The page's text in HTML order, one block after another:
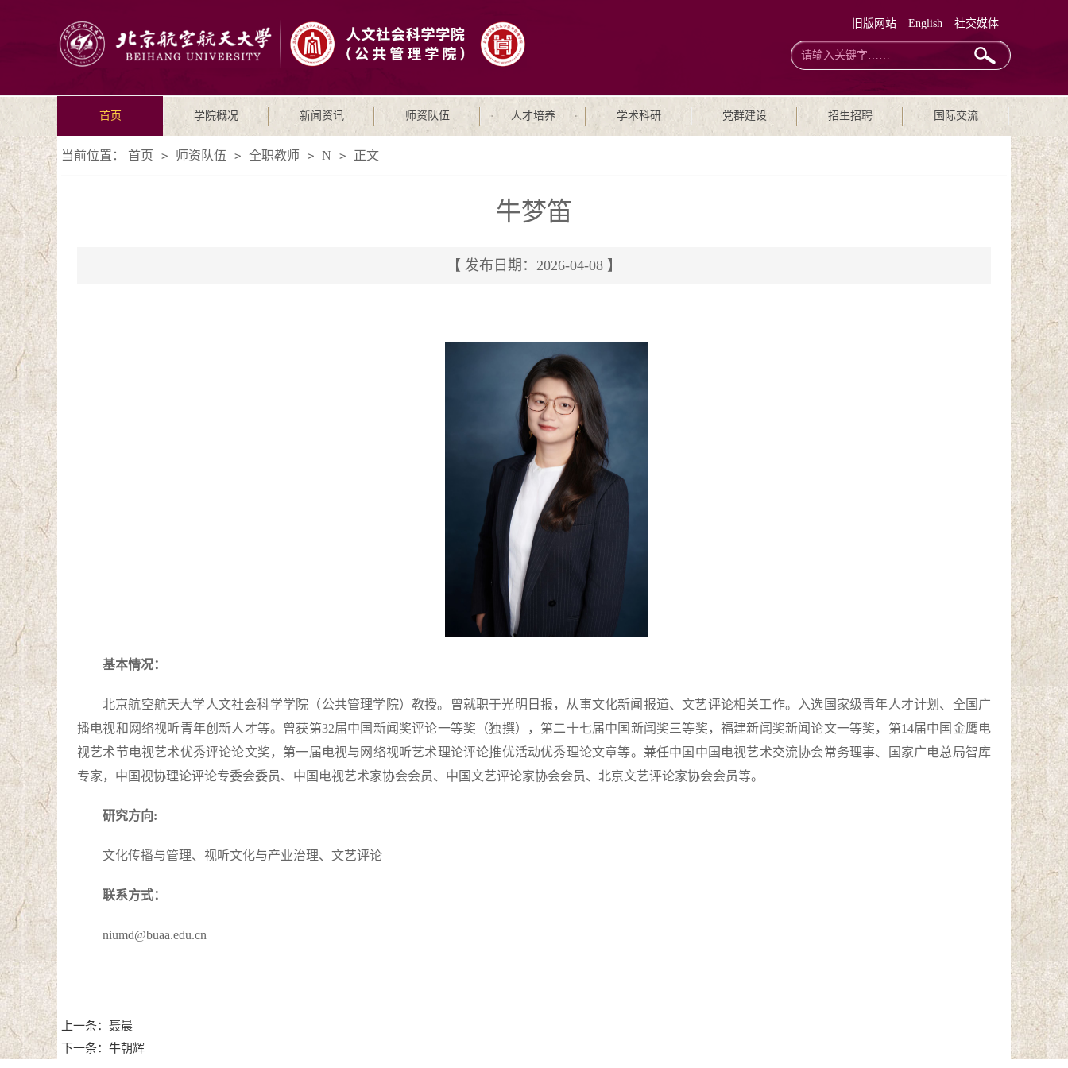
社交媒体
English
旧版网站
首页 学院概况 新闻资讯 师资队伍 人才培养 学术科研 党群建设 招生招聘 国际交流
当前位置： 首页 > 师资队伍 > 全职教师 > N > 正文
牛梦笛
【 发布日期：2026-04-08 】
基本情况：
北京航空航天大学人文社会科学学院（公共管理学院）教授。曾就职于光明日报，从事文化新闻报道、文艺评论相关工作。入选国家级青年人才计划、全国广
播电视和网络视听青年创新人才等。曾获第32届中国新闻奖评论一等奖（独撰），第二十七届中国新闻奖三等奖，福建新闻奖新闻论文一等奖，第14届中国金鹰电
视艺术节电视艺术优秀评论论文奖，第一届电视与网络视听艺术理论评论推优活动优秀理论文章等。兼任中国中国电视艺术交流协会常务理事、国家广电总局智库
专家，中国视协理论评论专委会委员、中国电视艺术家协会会员、中国文艺评论家协会会员、北京文艺评论家协会会员等。
研究方向:
文化传播与管理、视听文化与产业治理、文艺评论
联系方式：
niumd@buaa.edu.cn
上一条：聂晨
下一条：牛朝辉